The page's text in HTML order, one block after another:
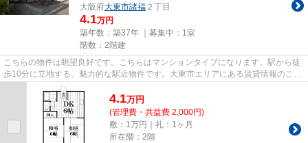
大阪府大東市諸福 ２丁目
4.1万円
築年数：築37年 ｜募集中： 1室
階数：2階建
こちらの物件は眺望良好です。こちらはマンションタイプになります。駅から徒
歩10分に立地する、魅力的な駅近物件です。大東市エリアにある賃貸情報のこと
なら、地域に密着した当社へ...
4.1万円
(管理費・共益費 2,000円)
敷：1万円｜礼：1ヶ月
所在階：2階